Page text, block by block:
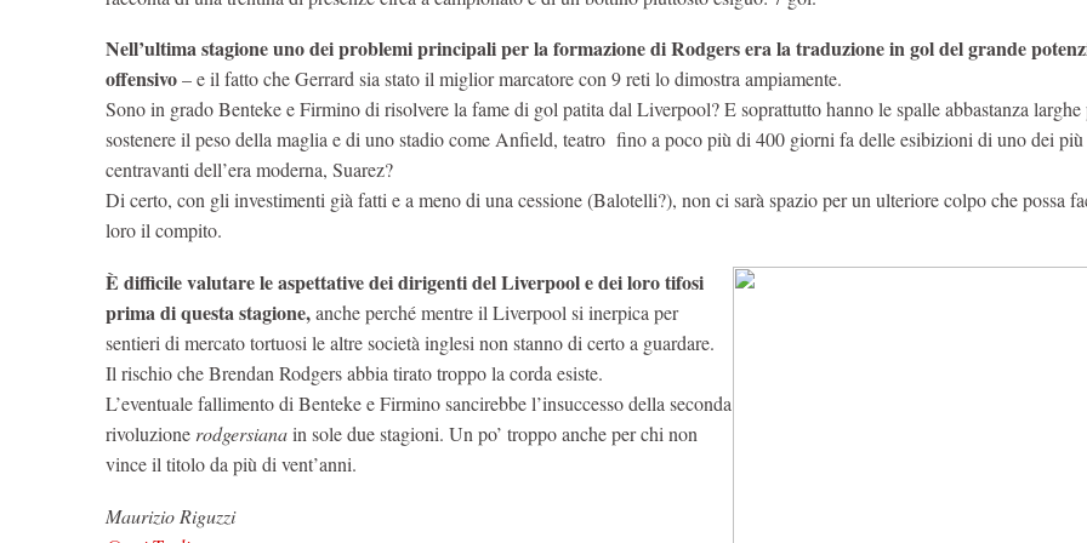
Nell’ultima stagione uno dei problemi principali per la formazione di Rodgers era la traduzione in gol del grande
offensivo– e il fatto che Gerrard sia stato il miglior marcatore con 9 reti lo dimostra ampiamente.
Sono in grado Benteke e Firmino di risolvere la fame di gol patita dal Liverpool? E soprattutto hanno le spalle abbastanza larghe
sostenere il peso della maglia e di uno stadio come Anfield, teatro fino a poco più di 400 giorni fa delle esibizioni di uno dei
centravanti dell’era moderna, Suarez?
Di certo, con gli investimenti già fatti e a meno di una cessione (Balotelli?), non ci sarà spazio per un ulteriore colpo che possa
loro il compito.
È difficile valutare le aspettative dei dirigenti del Liverpool e dei loro tifosi
prima di questa stagione,anche perché mentre il Liverpool si inerpica per
sentieri di mercato tortuosi le altre società inglesi non stanno di certo a guardare.
Il rischio che Brendan Rodgers abbia tirato troppo la corda esiste.
L’eventuale fallimento di Benteke e Firmino sancirebbe l’insuccesso della seconda
rivoluzione rodgersianain sole due stagioni. Un po’ troppo anche per chi non
vince il titolo da più di vent’anni.
Maurizio Riguzzi